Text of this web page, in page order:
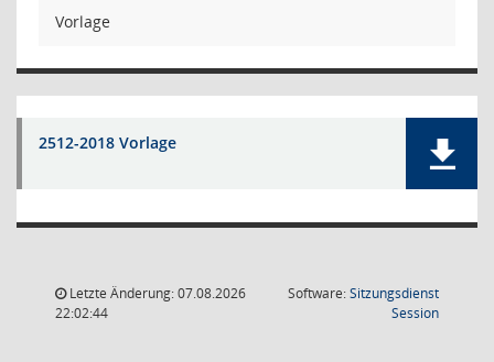
Vorlage
2512-2018 Vorlage
Letzte Änderung: 07.08.2026
22:02:44
Software:Sitzungsdienst
Session(Wird in